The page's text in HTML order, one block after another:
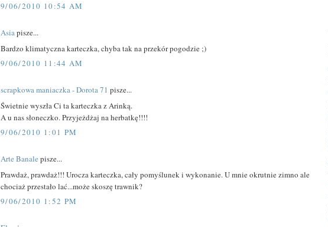
9/06/2010 10:54 AM
Asiapisze...
Bardzo klimatyczna karteczka, chyba tak na przekór pogodzie ;)
9/06/2010 11:44 AM
scrapkowa maniaczka - Dorota 71 pisze...
Świetnie wyszła Ci ta karteczka z Arinką.
A u nas słoneczko. Przyjeżdżaj na herbatkę!!!!
9/06/2010 1:01 PM
Arte Banale pisze...
Prawdaż, prawdaż!!! Urocza karteczka, cały pomyślunek i wykonanie. U mnie okrutnie zimno ale
chociaż przestało lać...może skoszę trawnik?
9/06/2010 1:52 PM